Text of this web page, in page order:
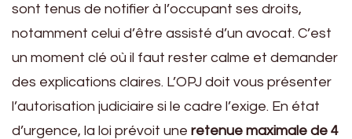
sont tenus de notifier à l’occupant ses droits,
notamment celui d’être assisté d’un avocat. C’est
un moment clé où il faut rester calme et demander
des explications claires. L’OPJ doit vous présenter
l’autorisation judiciaire si le cadre l’exige. En état
d’urgence, la loi prévoit une retenue maximale de 4